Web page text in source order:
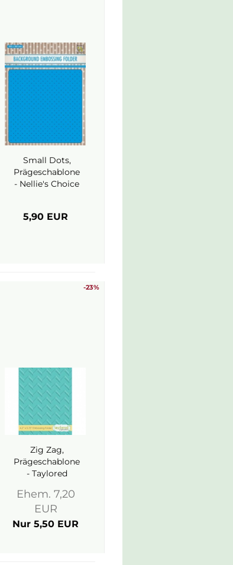
Small Dots,
Prägeschablone
- Nellie's Choice
5,90 EUR
-23%
Zig Zag,
Prägeschablone
- Taylored
Ehem. 7,20
EUR
Nur 5,50 EUR